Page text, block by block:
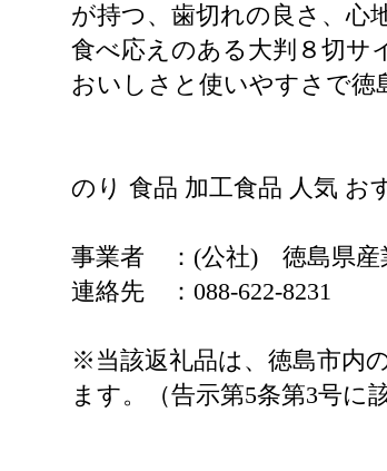
が持つ、歯切れの良さ、心
食べ応えのある大判８切サ
おいしさと使いやすさで徳
のり 食品 加工食品 人気 お
事業者 ：(公社) 徳島県産
連絡先 ：088-622-8231
※当該返礼品は、徳島市内
ます。（告示第5条第3号に該